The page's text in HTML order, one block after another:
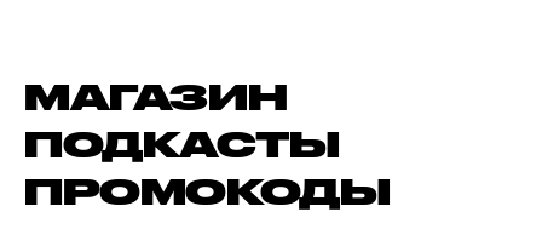
МАГАЗИН
ПОДКАСТЫ
ПРОМОКОДЫ